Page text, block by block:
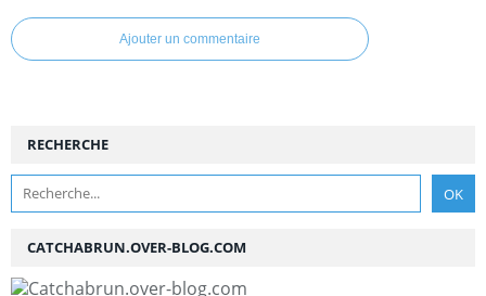
Ajouter un commentaire
RECHERCHE
CATCHABRUN.OVER-BLOG.COM